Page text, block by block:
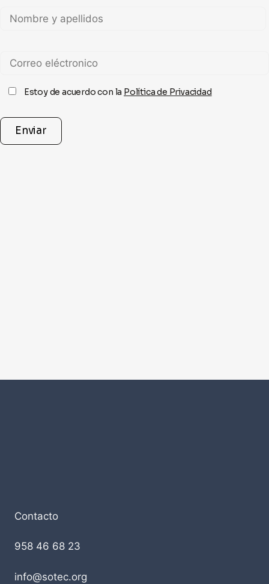
Estoy de acuerdo con la Política de Privacidad
Contacto
958 46 68 23
info@sotec.org